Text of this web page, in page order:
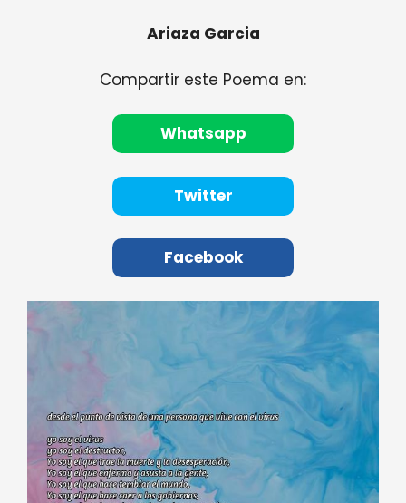
Ariaza Garcia
Compartir este Poema en:
Whatsapp
Twitter
Facebook